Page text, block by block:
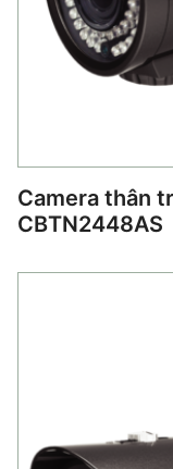
Camera thân
CBTN2448AS